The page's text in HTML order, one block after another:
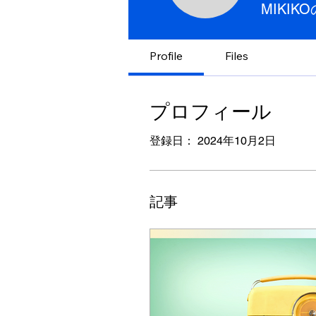
MIKIKO
Profile Files
プロフィール
登録日： 2024年10月2日
記事